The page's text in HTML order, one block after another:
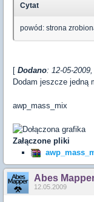
Cytat
powód: strona
[ Dodano: 12-05-
Dodam jeszcze jedną
awp_mass_mix
Załączone pliki
Abes
12.05.2009